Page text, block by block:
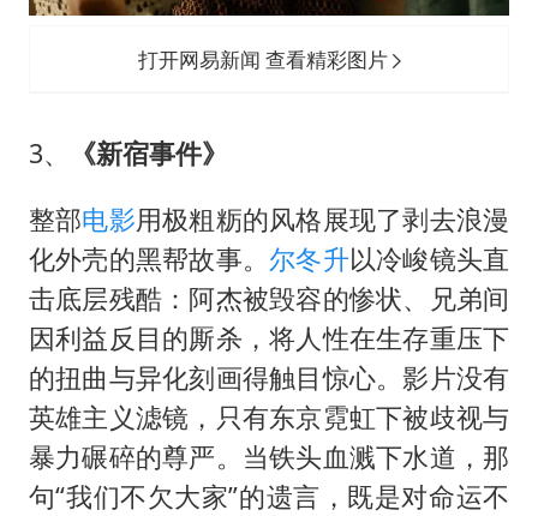
打开网易新闻 查看精彩图片
3、
《新宿事件》
整部电影用极粗粝的风格展现了剥去浪漫
化外壳的黑帮故事。 尔冬升以冷峻镜头直
击底层残酷：阿杰被毁容的惨状、兄弟间
因利益反目的厮杀，将人性在生存重压下
的扭曲与异化刻画得触目惊心。影片没有
英雄主义滤镜，只有东京霓虹下被歧视与
暴力碾碎的尊严。当铁头血溅下水道，那
句“我们不欠大家”的遗言，既是对命运不